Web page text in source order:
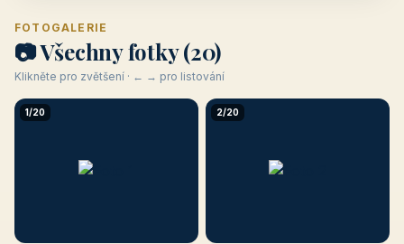
FOTOGALERIE
📷 Všechny fotky (20)
Klikněte pro zvětšení · ← → pro listování
1/20 2/20